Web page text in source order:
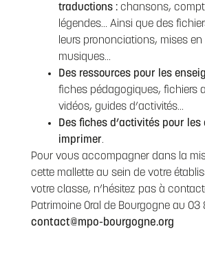
traductions :chansons,
légendes… Ainsi que des
leurs prononciations, mises
musiques…
Des ressources pour les
fiches pédagogiques, fichiers
vidéos, guides d’activités…
Des fiches d’activités pour les
imprimer.
Pour vous accompagner dans la
cette mallette au sein de votre
votre classe, n’hésitez pas à
Patrimoine Oral de Bourgogne au 03
contact@mpo-bourgogne.org